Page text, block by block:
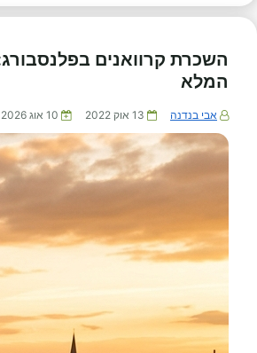
השכרת קרוואנים
המלא
אבי בנדנה 13 אוק 2022 10 אוג 2026